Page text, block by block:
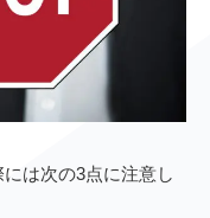
は次の3点に注意し